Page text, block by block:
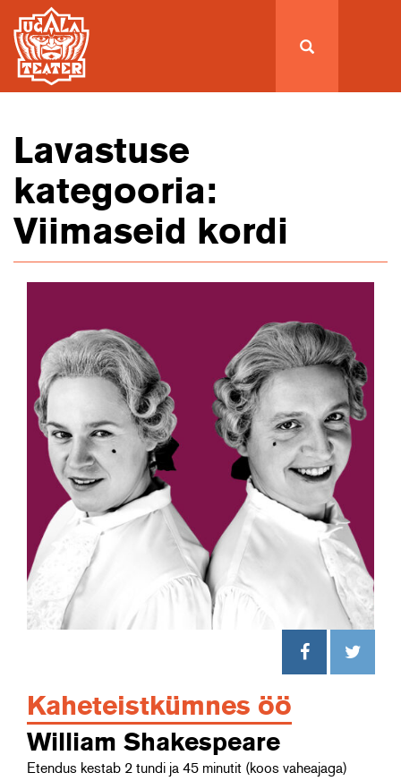
Lavastuse
kategooria:
Viimaseid kordi
Kaheteistkümnes öö
William Shakespeare
Etendus kestab 2 tundi ja 45 minutit (koos vaheajaga)